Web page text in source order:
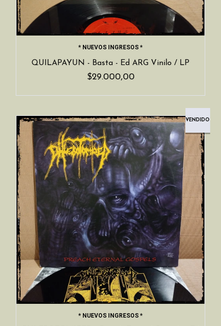
* NUEVOS INGRESOS *
QUILAPAYUN - Basta - Ed ARG Vinilo / LP
$29.000,00
VENDIDO
* NUEVOS INGRESOS *